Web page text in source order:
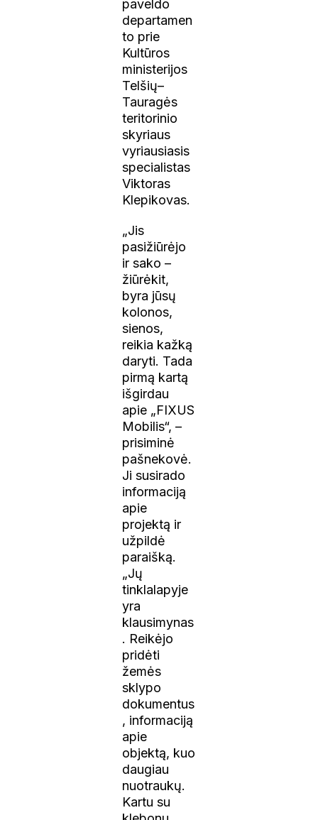
paveldo
departamen
to prie
Kultūros
ministerijos
Telšių–
Tauragės
teritorinio
skyriaus
vyriausiasis
specialistas
Viktoras
Klepikovas.
„Jis
pasižiūrėjo
ir sako –
žiūrėkit,
byra jūsų
kolonos,
sienos,
reikia kažką
daryti. Tada
pirmą kartą
išgirdau
apie „FIXUS
Mobilis“, –
prisiminė
pašnekovė.
Ji susirado
informaciją
apie
projektą ir
užpildė
paraišką.
„Jų
tinklalapyje
yra
klausimynas
. Reikėjo
pridėti
žemės
sklypo
dokumentus
, informaciją
apie
objektą, kuo
daugiau
nuotraukų.
Kartu su